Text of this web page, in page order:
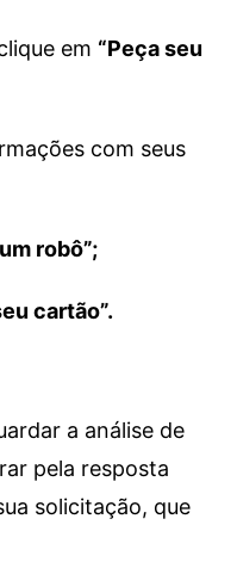
em “Peça seu
com seus
robô”;
cartão”.
a análise de
pela resposta
solicitação, que